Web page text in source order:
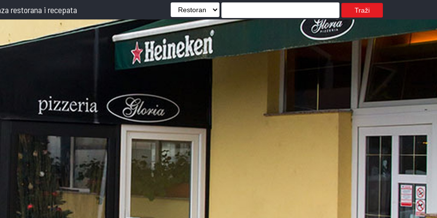
restorana i recepata Traži